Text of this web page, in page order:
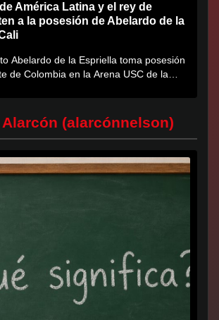
América Latina y el rey de
a la posesión de Abelardo de la
Abelardo de la Espriella toma posesión
de Colombia en la Arena USC de la
(alarcónnelson)